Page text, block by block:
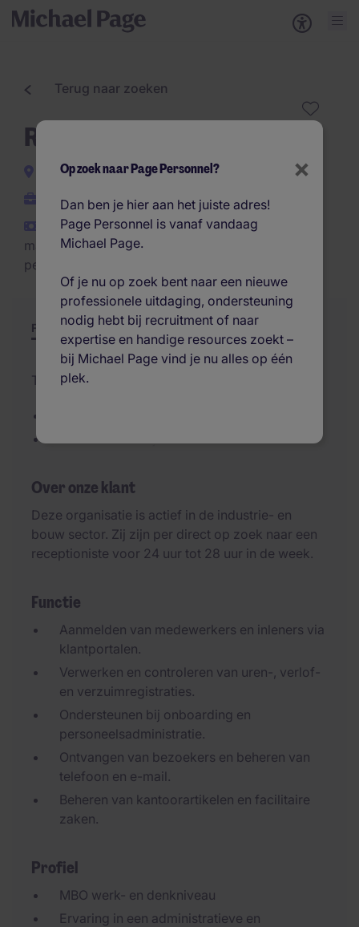
Terug naar zoeken
Receptioniste
Barendrecht
Interim
€2.800 - €3.400 per
maand (€33.600 - €40.800
per jaar)
Functie Samenvatting Soortgelijke jobs
Toegevoegd 29/06/2026
Over onze klant
Deze organisatie is actief in de industrie- en
bouw sector. Zij zijn per direct op zoek naar een
receptioniste voor 24 uur tot 28 uur in de week.
Functie
Aanmelden van medewerkers en inleners via
klantportalen.
Verwerken en controleren van uren-, verlof-
en verzuimregistraties.
Ondersteunen bij onboarding en
personeelsadministratie.
Ontvangen van bezoekers en beheren van
telefoon en e-mail.
Beheren van kantoorartikelen en facilitaire
zaken.
Profiel
MBO werk- en denkniveau
Ervaring in een administratieve en
×
Op zoek naar Page Personnel?
Dan ben je hier aan het juiste adres!
Page Personnel is vanaf vandaag
Michael Page.
Of je nu op zoek bent naar een nieuwe
professionele uitdaging, ondersteuning
nodig hebt bij recruitment of naar
expertise en handige resources zoekt –
bij Michael Page vind je nu alles op één
plek.